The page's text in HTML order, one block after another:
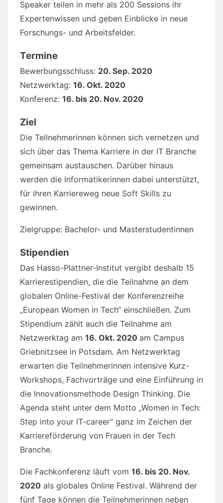
Speaker teilen in mehr als 200 Sessions ihr
Expertenwissen und geben Einblicke in neue
Forschungs- und Arbeitsfelder.
Termine
Bewerbungsschluss: 20. Sep. 2020
Netzwerktag: 16. Okt. 2020
Konferenz: 16. bis 20. Nov. 2020
Ziel
Die Teilnehmerinnen können sich vernetzen und
sich über das Thema Karriere in der IT Branche
gemeinsam austauschen. Darüber hinaus
werden die Informatikerinnen dabei unterstützt,
für ihren Karriereweg neue Soft Skills zu
gewinnen.
Zielgruppe: Bachelor- und Masterstudentinnen
Stipendien
Das Hasso-Plattner-Institut vergibt deshalb 15
Karrierestipendien, die die Teilnahme an dem
globalen Online-Festival der Konferenzreihe
„European Women in Tech“ einschließen. Zum
Stipendium zählt auch die Teilnahme am
Netzwerktag am 16. Okt. 2020 am Campus
Griebnitzsee in Potsdam. Am Netzwerktag
erwarten die Teilnehmerinnen intensive Kurz-
Workshops, Fachvorträge und eine Einführung in
die Innovationsmethode Design Thinking. Die
Agenda steht unter dem Motto „Women in Tech:
Step into your IT-career“ ganz im Zeichen der
Karriereförderung von Frauen in der Tech
Branche.
Die Fachkonferenz läuft vom 16. bis 20. Nov.
2020 als globales Online Festival. Während der
fünf Tage können die Teilnehmerinnen neben